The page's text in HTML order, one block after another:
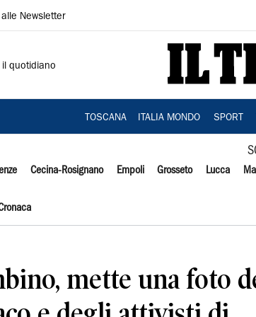
alle Newsletter
il quotidiano
TOSCANA ITALIA MONDO SPORT
Cecina-Rosignano Empoli Grosseto Lucca
mette una foto